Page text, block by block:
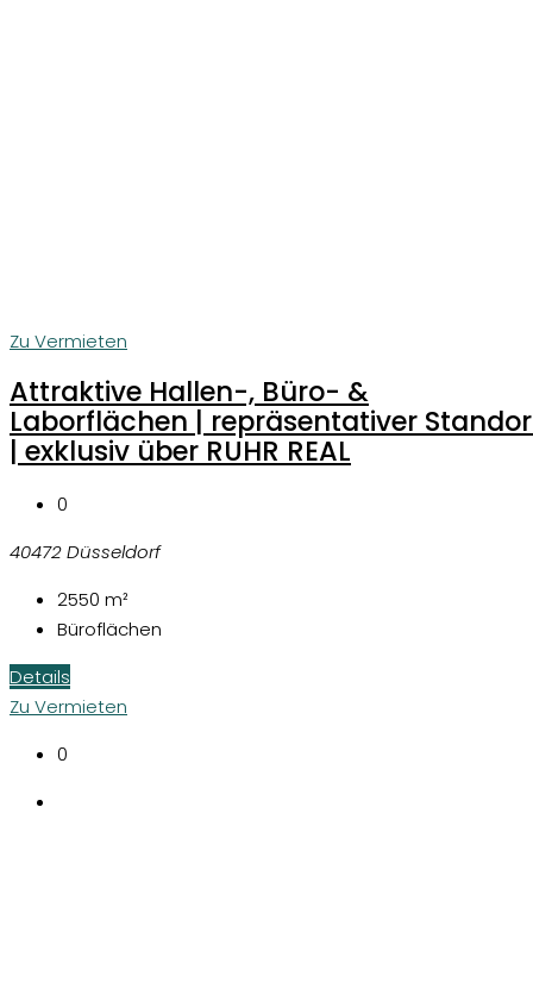
Zu Vermieten
Attraktive Hallen-, Büro- &
Laborflächen | repräsentativer
| exklusiv über RUHR REAL
0
40472 Düsseldorf
2550 m²
Büroflächen
Details
Zu Vermieten
0